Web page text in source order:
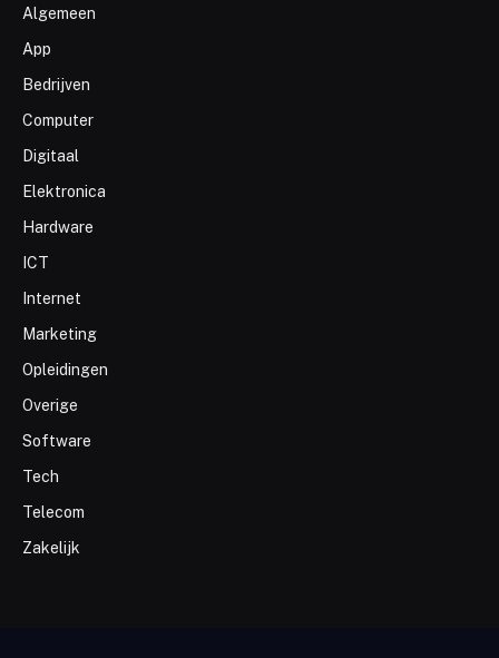
Algemeen
App
Bedrijven
Computer
Digitaal
Elektronica
Hardware
ICT
Internet
Marketing
Opleidingen
Overige
Software
Tech
Telecom
Zakelijk